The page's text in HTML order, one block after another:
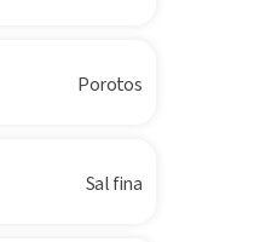
Porotos
Sal fina